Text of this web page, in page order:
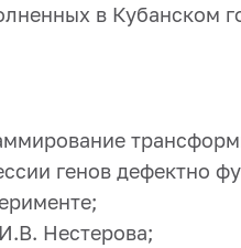
в Кубанском
генов дефектно
Нестерова;